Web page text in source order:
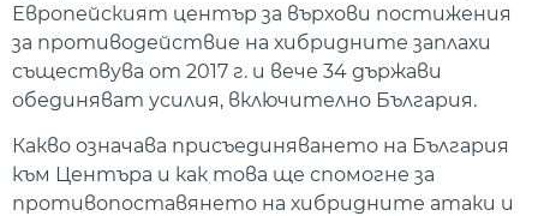
Европейският център за върхови постижения
за противодействие на хибридните заплахи
съществува от 2017 г. и вече 34 държави
обединяват усилия, включително България.
Какво означава присъединяването на България
към Центъра и как това ще спомогне за
противопоставянето на хибридните атаки и